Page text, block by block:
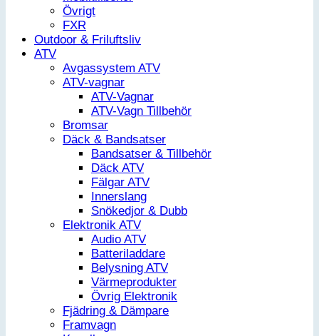
Övrigt
FXR
Outdoor & Friluftsliv
ATV
Avgassystem ATV
ATV-vagnar
ATV-Vagnar
ATV-Vagn Tillbehör
Bromsar
Däck & Bandsatser
Bandsatser & Tillbehör
Däck ATV
Fälgar ATV
Innerslang
Snökedjor & Dubb
Elektronik ATV
Audio ATV
Batteriladdare
Belysning ATV
Värmeprodukter
Övrig Elektronik
Fjädring & Dämpare
Framvagn